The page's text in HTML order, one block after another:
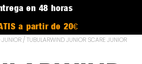
en 48 horas
a partir de 20€
JUNIOR/ TUBULARWIND JUNIOR SCARE JUNIOR